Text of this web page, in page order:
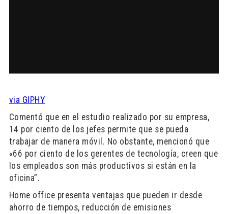
via GIPHY
Comentó que en el estudio realizado por su empresa,
14 por ciento de los jefes permite que se pueda
trabajar de manera móvil. No obstante, mencionó que
«66 por ciento de los gerentes de tecnología, creen que
los empleados son más productivos si están en la
oficina”.
Home office presenta ventajas que pueden ir desde
ahorro de tiempos, reducción de emisiones